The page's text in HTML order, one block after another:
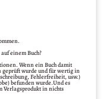
einem Buch?
Wenn ein Buch damit
geprüft wurde und für wertig in
Fehlerfreiheit, usw.)
befunden wurde.Und es
Verlagsprodukt in nichts